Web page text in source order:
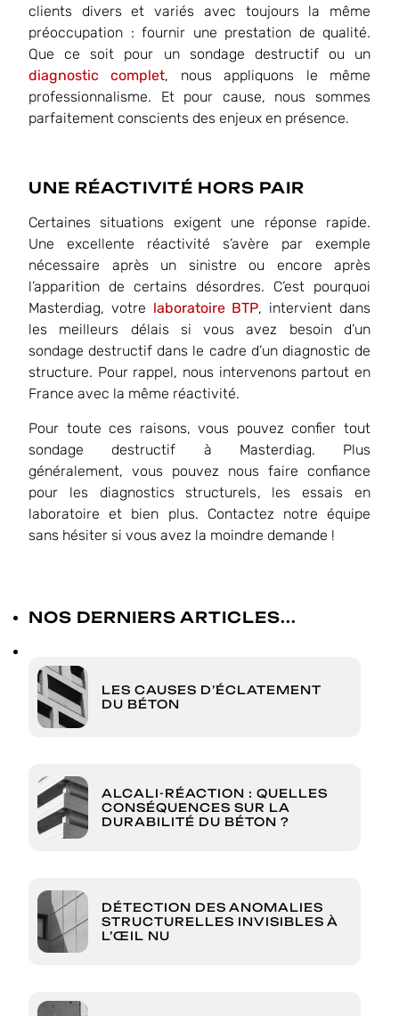
clients divers et variés avec toujours la même
préoccupation : fournir une prestation de qualité.
Que ce soit pour un sondage destructif ou un
diagnostic complet, nous appliquons le même
professionnalisme. Et pour cause, nous sommes
parfaitement conscients des enjeux en présence.
UNE RÉACTIVITÉ HORS PAIR
Certaines situations exigent une réponse rapide.
Une excellente réactivité s’avère par exemple
nécessaire après un sinistre ou encore après
l’apparition de certains désordres. C’est pourquoi
Masterdiag, votre laboratoire BTP, intervient dans
les meilleurs délais si vous avez besoin d’un
sondage destructif dans le cadre d’un diagnostic de
structure. Pour rappel, nous intervenons partout en
France avec la même réactivité.
Pour toute ces raisons, vous pouvez confier tout
sondage destructif à Masterdiag. Plus
généralement, vous pouvez nous faire confiance
pour les diagnostics structurels, les essais en
laboratoire et bien plus. Contactez notre équipe
sans hésiter si vous avez la moindre demande !
NOS DERNIERS ARTICLES...
LES CAUSES D’ÉCLATEMENT
DU BÉTON
ALCALI-RÉACTION : QUELLES
CONSÉQUENCES SUR LA
DURABILITÉ DU BÉTON ?
DÉTECTION DES ANOMALIES
STRUCTURELLES INVISIBLES À
L’ŒIL NU